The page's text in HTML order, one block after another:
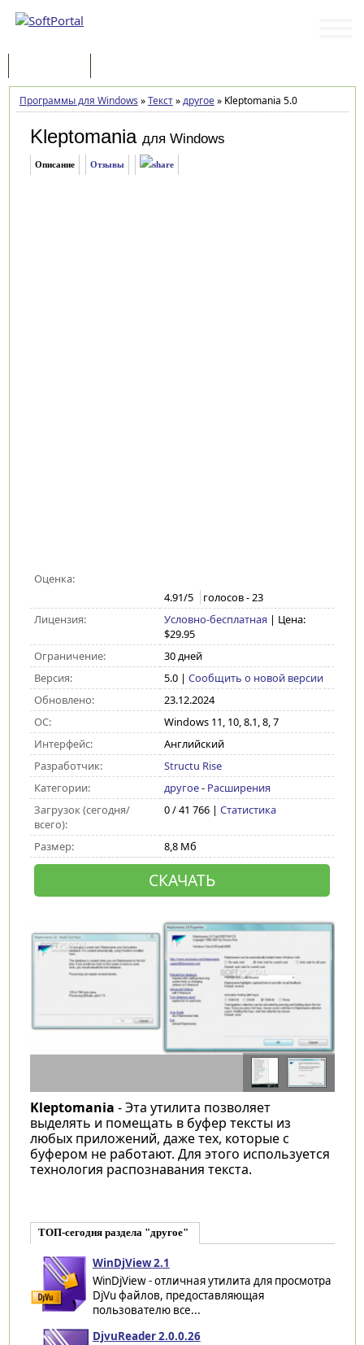
Программы для Windows »Текст»другое»Kleptomania 5.0
Kleptomania для Windows
Описание Отзывы
Оценка:
4.91/5 голосов -23
Лицензия:
Условно-бесплатная | Цена:
$29.95
Ограничение:
30 дней
Версия:
5.0| Сообщить о новой версии
Обновлено:
23.12.2024
ОС:
Windows 11, 10, 8.1, 8, 7
Интерфейс:
Английский
Разработчик:
Structu Rise
Категории:
другое- Расширения
Загрузок (сегодня/
всего):
0 / 41 766 | Статистика
Размер: 8,8 Мб
СКАЧАТЬ
Kleptomania - Эта утилита позволяет
выделять и помещать в буфер тексты из
любых приложений, даже тех, которые с
буфером не работают. Для этого используется
технология распознавания текста.
ТОП-сегодня раздела "другое"
WinDjView 2.1
WinDjView - отличная утилита для просмотра
DjVu файлов, предоставляющая
пользователю все...
DjvuReader 2.0.0.26